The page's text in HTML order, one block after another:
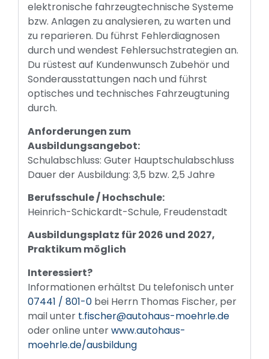
elektronische fahrzeugtechnische Systeme
bzw. Anlagen zu analysieren, zu warten und
zu reparieren. Du führst Fehlerdiagnosen
durch und wendest Fehlersuchstrategien an.
Du rüstest auf Kundenwunsch Zubehör und
Sonderausstattungen nach und führst
optisches und technisches Fahrzeugtuning
durch.
Anforderungen zum
Ausbildungsangebot:
Schulabschluss: Guter Hauptschulabschluss
Dauer der Ausbildung: 3,5 bzw. 2,5 Jahre
Berufsschule / Hochschule:
Heinrich-Schickardt-Schule, Freudenstadt
Ausbildungsplatz für 2026 und 2027,
Praktikum möglich
Interessiert?
Informationen erhältst Du telefonisch unter
07441 / 801-0 bei Herrn Thomas Fischer, per
mail unter t.fischer@autohaus-moehrle.de
oder online unterwww.autohaus-
moehrle.de/ausbildung